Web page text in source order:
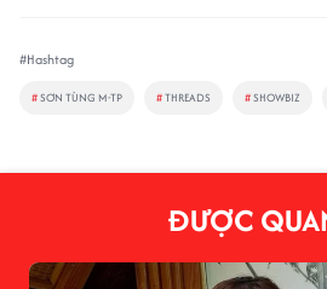
#Hashtag
#SƠN TÙNG M-TP #THREADS #SHOWBIZ
ĐƯỢC